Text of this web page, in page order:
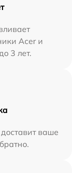
Acer и
3 лет.
ваше